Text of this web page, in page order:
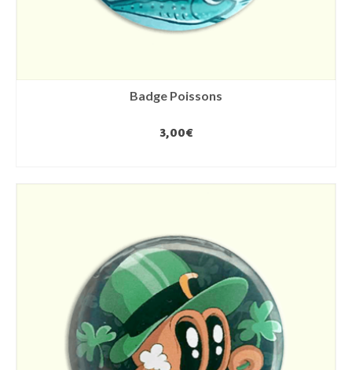
Badge Poissons
3,00€